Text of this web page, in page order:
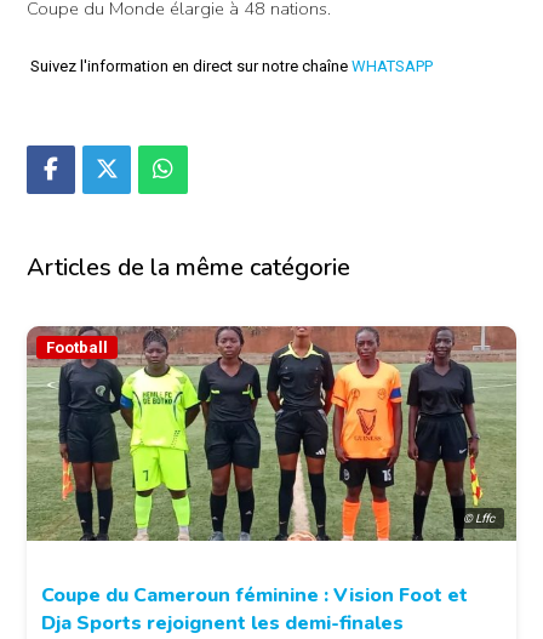
Coupe du Monde élargie à 48 nations.
Suivez l'information en direct sur notre chaîne WHATSAPP
Articles de la même catégorie
© Lffc
Football
Coupe du Cameroun féminine : Vision Foot et
Dja Sports rejoignent les demi-finales